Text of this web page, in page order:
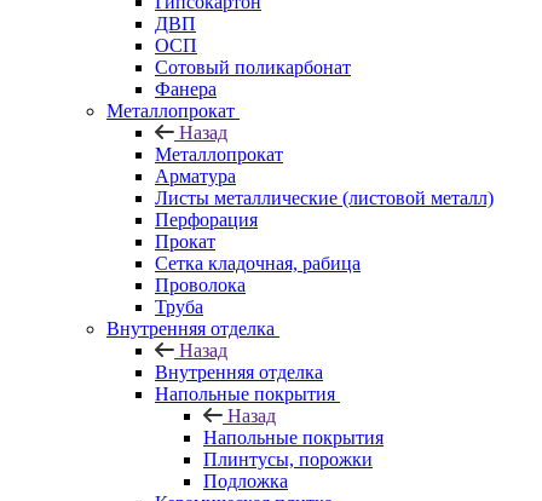
ДВП
ОСП
Сотовый поликарбонат
Фанера
Металлопрокат
Назад
Металлопрокат
Арматура
Листы металлические (листовой металл)
Перфорация
Прокат
Сетка кладочная, рабица
Проволока
Труба
Внутренняя отделка
Назад
Внутренняя отделка
Напольные покрытия
Назад
Напольные покрытия
Плинтусы, порожки
Подложка